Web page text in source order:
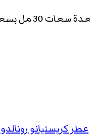
عطر كريستيانو رونالدو